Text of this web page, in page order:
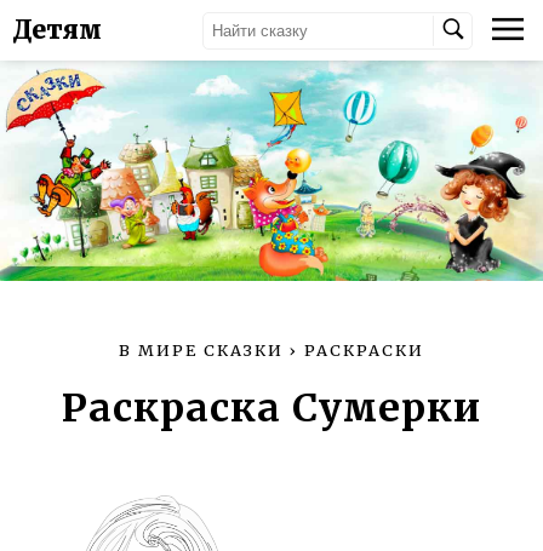
Детям
В МИРЕ СКАЗКИ › РАСКРАСКИ
Раскраска Сумерки